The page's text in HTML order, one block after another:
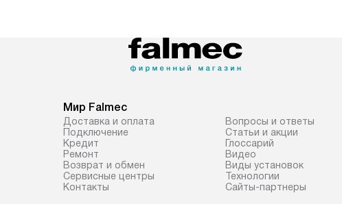
Мир Falmec
Доставка и оплата
Подключение
Кредит
Ремонт
Возврат и обмен
Сервисные центры
Контакты
Вопросы и ответы
Статьи и акции
Глоссарий
Видео
Виды установок
Технологии
Сайты-партнеры